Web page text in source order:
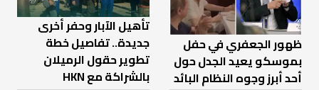
ظهور الجعفري في حفل
بموسكو يعيد الجدل حول
أحد أبرز وجوه النظام البائد
تأهيل الآبار وحفر أخرى
جديدة.. تفاصيل خطة
تطوير حقول الرميلان
بالشراكة مع HKN